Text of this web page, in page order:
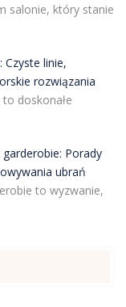
salonie, który stanie
linie,
rozwiązania
doskonałe
Porady
ubrań
to wyzwanie,